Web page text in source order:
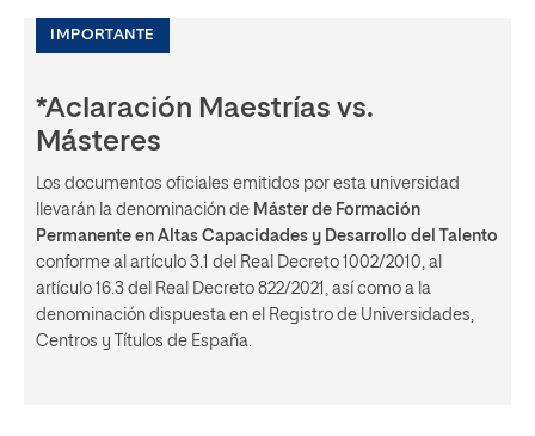
IMPORTANTE
*Aclaración Maestrías vs.
Másteres
Los documentos oficiales emitidos por esta universidad
llevarán la denominación de Máster de Formación
Permanente en Altas Capacidades y Desarrollo del Talento
conforme al artículo 3.1 del Real Decreto 1002/2010, al
artículo 16.3 del Real Decreto 822/2021, así como a la
denominación dispuesta en el Registro de Universidades,
Centros y Títulos de España.